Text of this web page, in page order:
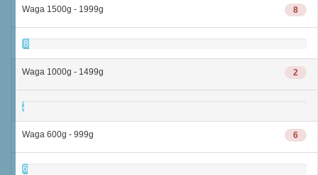
8
Waga 1500g - 1999g
8
2
Waga 1000g - 1499g
2
6
Waga 600g - 999g
6